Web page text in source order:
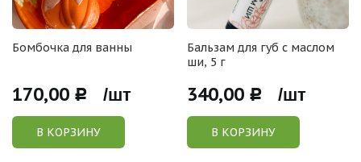
Бомбочка для ванны
170,00 Р /шт
В КОРЗИНУ
Бальзам для губ с маслом
ши, 5 г
340,00 Р /шт
В КОРЗИНУ